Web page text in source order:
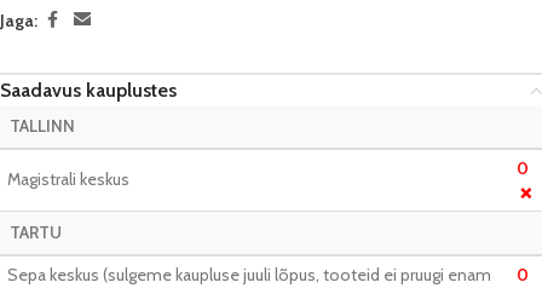
Jaga:
Saadavus kauplustes
TALLINN
Magistrali keskus 0
❌
TARTU
Sepa keskus (sulgeme kaupluse juuli lõpus, tooteid ei pruugi enam
0